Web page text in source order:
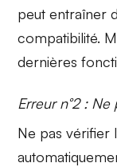
peut entraîner
compatibilité.
dernières
Erreur n°2 :
Ne pas vérifier